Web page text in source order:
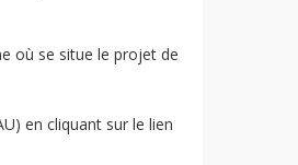
où se situe le projet de
en cliquant sur le lien